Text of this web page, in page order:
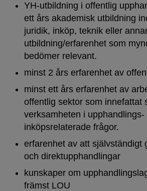
YH‑utbildning i offentlig
ett års akademisk utbildning
juridik, inköp, teknik eller
utbildning/erfarenhet som
bedömer relevant.
minst 2 års erfarenhet av
minst ett års erfarenhet av
offentlig sektor som innefattat
verksamheten i upphandlings‑
inköpsrelaterade frågor.
erfarenhet av att självständigt
och direktupphandlingar
kunskaper om
främst LOU